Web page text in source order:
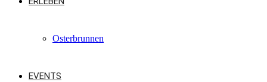
Osterbrunnen
EVENTS